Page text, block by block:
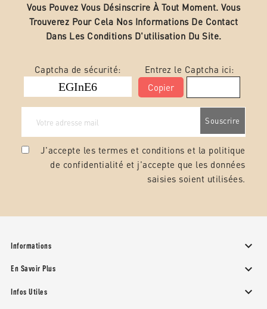
Vous Pouvez Vous Désinscrire À Tout Moment. Vous
Trouverez Pour Cela Nos Informations De Contact
Dans Les Conditions D'utilisation Du Site.
Captcha de sécurité:
Entrez le Captcha ici:
Copier
J'accepte les termes et conditions et la politique
de confidentialité et j'accepte que les données
saisies soient utilisées.
Informations 
En Savoir Plus 
Infos Utiles 